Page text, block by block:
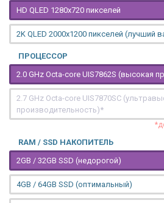
HD QLED 1280x720 пикселей
2K QLED 2000х1200 пикселей (лучший
ПРОЦЕССОР
2.0 GHz Octa-core UIS7862S (высокая
2.7 GHz Octa-core UIS7870SC
производительность)*
RAM / SSD НАКОПИТЕЛЬ
2GB / 32GB SSD (недорогой)
4GB / 64GB SSD (оптимальный)